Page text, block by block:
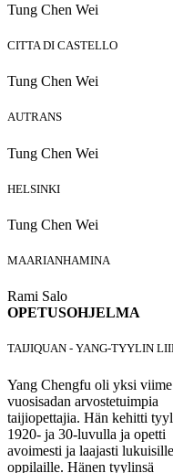
Tung Chen Wei
CITTA DI CASTELLO
Tung Chen Wei
AUTRANS
Tung Chen Wei
HELSINKI
Tung Chen Wei
MAARIANHAMINA
Rami Salo
OPETUSOHJELMA
TAIJIQUAN - YANG-TYYLIN
Yang Chengfu oli yksi viime
vuosisadan arvostetuimpia
taijiopettajia. Hän kehitti
1920- ja 30-luvulla ja opetti
avoimesti ja laajasti lukuisille
oppilaille. Hänen tyylinsä